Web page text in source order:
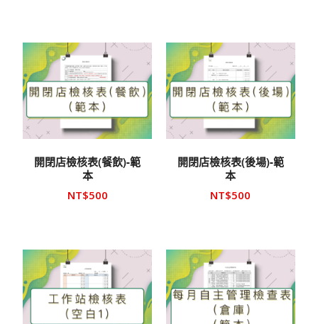
開閉店檢核表(餐飲)-範
本
NT$500
開閉店檢核表(後場)-範
本
NT$500